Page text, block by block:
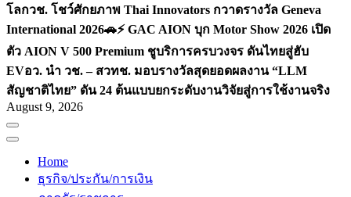
โลกวช. โชว์ศักยภาพ Thai Innovators กวาดรางวัล Geneva
International 2026🚗⚡️ GAC AION บุก Motor Show 2026 เปิด
ตัว AION V 500 Premium ชูบริการครบวงจร ดันไทยสู่ฮับ
EVอว. นำ วช. – สวทช. มอบรางวัลสุดยอดผลงาน “LLM
สัญชาติไทย” ดัน 24 ต้นแบบยกระดับงานวิจัยสู่การใช้งานจริง
August 9, 2026
Home
ธุรกิจ/ประกัน/การเงิน